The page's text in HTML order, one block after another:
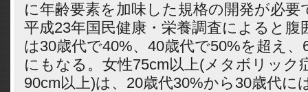
に年齢要素を加味した規格の開発が必要
平成23年国民健康・栄養調査によると腹
は30歳代で40%、40歳代で50%を超え
にもなる。女性75cm以上(メタボリック
90cm以上)は、20歳代30%から30歳代に